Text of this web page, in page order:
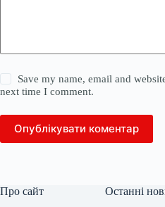
Save my name, email and
next time I comment.
Опублікувати коментар
Про сайт Останні